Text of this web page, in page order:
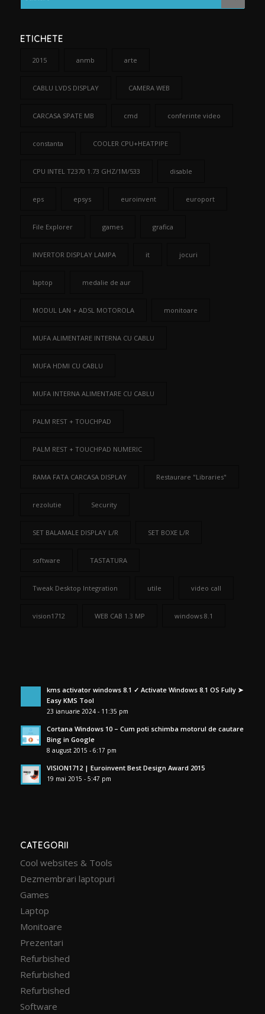
ETICHETE
2015 anmb arte
CABLU LVDS DISPLAY CAMERA WEB
CARCASA SPATE MB cmd conferinte video
constanta COOLER CPU+HEATPIPE
CPU INTEL T2370 1.73 GHZ/1M/533 disable
eps epsys euroinvent europort
File Explorer games grafica
INVERTOR DISPLAY LAMPA it jocuri
laptop medalie de aur
MODUL LAN + ADSL MOTOROLA monitoare
MUFA ALIMENTARE INTERNA CU CABLU
MUFA HDMI CU CABLU
MUFA INTERNA ALIMENTARE CU CABLU
PALM REST + TOUCHPAD
PALM REST + TOUCHPAD NUMERIC
RAMA FATA CARCASA DISPLAY Restaurare "Libraries"
rezolutie Security
SET BALAMALE DISPLAY L/R SET BOXE L/R
software TASTATURA
Tweak Desktop Integration utile video call
vision1712 WEB CAB 1.3 MP windows 8.1
kms activator windows 8.1 ✓ Activate Windows 8.1 OS Fully ➤
Easy KMS Tool
23 ianuarie 2024 - 11:35 pm
Cortana Windows 10 – Cum poti schimba motorul de cautare
Bing in Google
8 august 2015 - 6:17 pm
VISION1712 | Euroinvent Best Design Award 2015
19 mai 2015 - 5:47 pm
CATEGORII
Cool websites & Tools
Dezmembrari laptopuri
Games
Laptop
Monitoare
Prezentari
Refurbished
Refurbished
Refurbished
Software